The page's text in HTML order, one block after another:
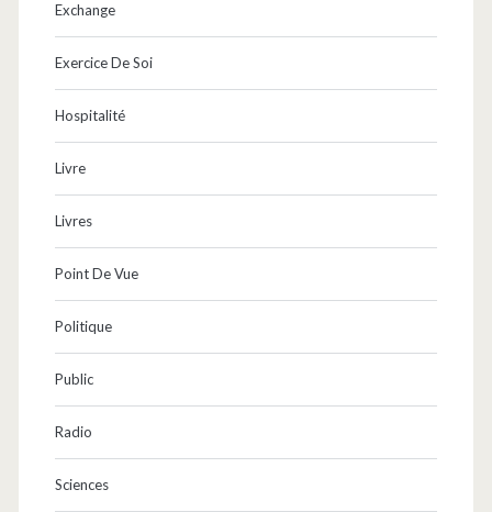
Exchange
Exercice De Soi
Hospitalité
Livre
Livres
Point De Vue
Politique
Public
Radio
Sciences